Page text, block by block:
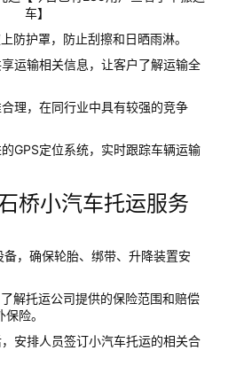
防护罩，防止刮擦和日晒雨淋。
运输相关信息，让客户了解运输全
理，在同行业中具有较强的竞争
GPS定位系统，实时跟踪车辆运输
桥小汽车托运服务
，确保轮胎、绑带、升降装置安
解托运公司提供的保险范围和赔偿
险。
安排人员签订小汽车托运的相关合